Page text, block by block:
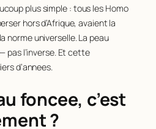
plus simple : tous les Homo
hors d’Afrique, avaient la
norme universelle. La peau
pas l’inverse. Et cette
d’annees.
foncee, c’est
?